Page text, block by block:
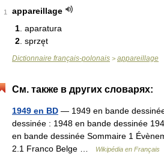
1
appareillage
1 . aparatura
2 . sprzęt
Dictionnaire français-polonais > appareillage
См. также в других словарях:
1949 en BD — 1949 en bande
dessinée : 1948 en bande dessinée
en bande dessinée Sommaire 1
2.1 Franco Belge …
Wikipédia en Français